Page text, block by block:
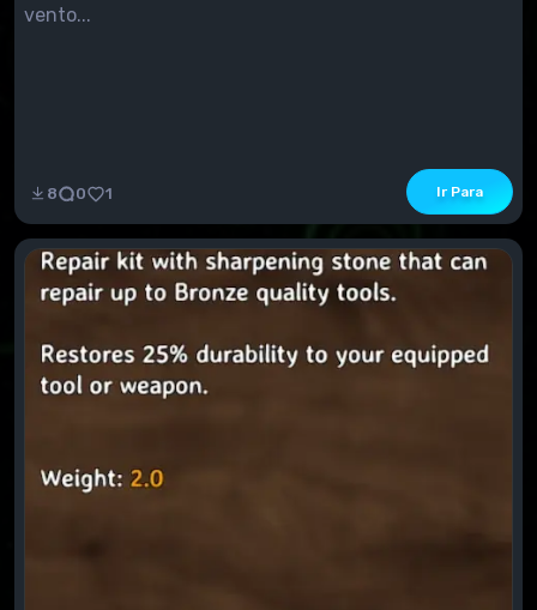
vento...
8 0 1 Ir Para